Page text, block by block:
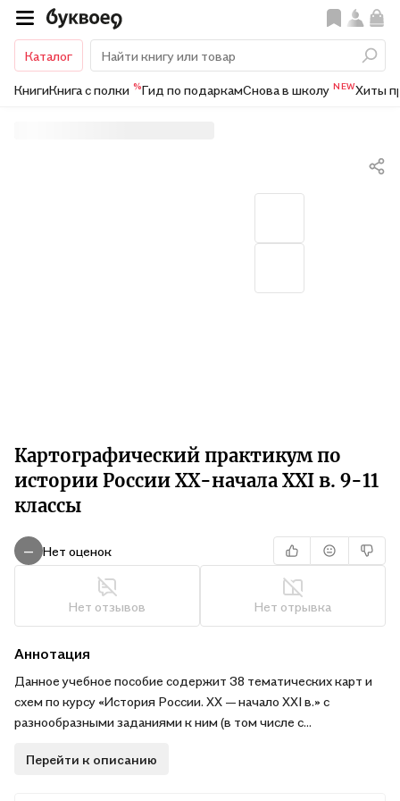
Каталог
КнигиКнига с полки %Гид по подаркамСнова в школу NEWХиты
Картографический практикум по
истории России ХX-начала XXI в. 9-11
классы
— Нет оценок
Нет отзывов Нет отрывка
Аннотация
Данное учебное пособие содержит 38 тематических карт и
схем по курсу «История России. XX — начало XXI в.» с
разнообразными заданиями к ним (в том числе с
Перейти к описанию